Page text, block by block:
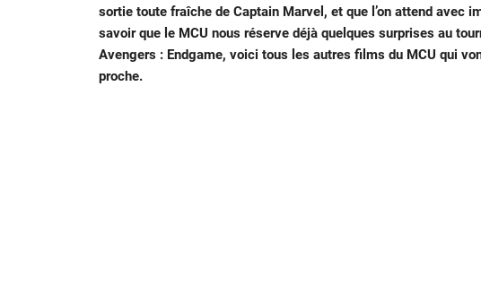
sortie toute fraîche de Captain Marvel, et que l’on attend avec
savoir que le MCU nous réserve déjà quelques surprises au
Avengers : Endgame, voici tous les autres films du MCU qui
proche.